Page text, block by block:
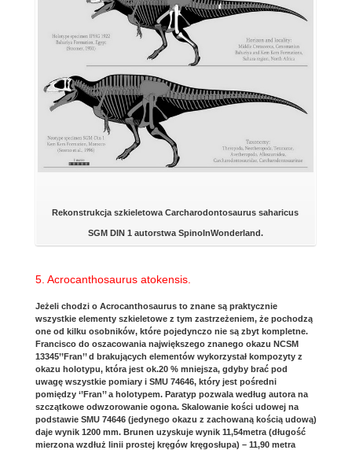
Rekonstrukcja szkieletowa Carcharodontosaurus saharicus
SGM DIN 1 autorstwa SpinoInWonderland.
5. Acrocanthosaurus atokensis.
Jeżeli chodzi o Acrocanthosaurus to znane są praktycznie
wszystkie elementy szkieletowe z tym zastrzeżeniem, że pochodzą
one od kilku osobników, które pojedynczo nie są zbyt kompletne.
Francisco do oszacowania największego znanego okazu NCSM
13345’’Fran’’ d brakujących elementów wykorzystał kompozyty z
okazu holotypu, która jest ok.20 % mniejsza, gdyby brać pod
uwagę wszystkie pomiary i SMU 74646, który jest pośredni
pomiędzy ‘’Fran’’ a holotypem. Paratyp pozwala według autora na
szczątkowe odwzorowanie ogona. Skalowanie kości udowej na
podstawie SMU 74646 (jedynego okazu z zachowaną kością udową)
daje wynik 1200 mm. Brunen uzyskuje wynik 11,54metra (długość
mierzona wzdłuż linii prostej kręgów kręgosłupa) – 11,90 metra